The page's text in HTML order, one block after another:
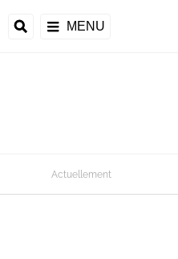
MENU
Actuellement